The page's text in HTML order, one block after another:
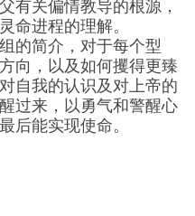
有关偏情教导的根源，
命进程的理解。
的简介，对于每个型
向，以及如何攫得更臻
自我的认识及对上帝的
过来，以勇气和警醒心
后能实现使命。